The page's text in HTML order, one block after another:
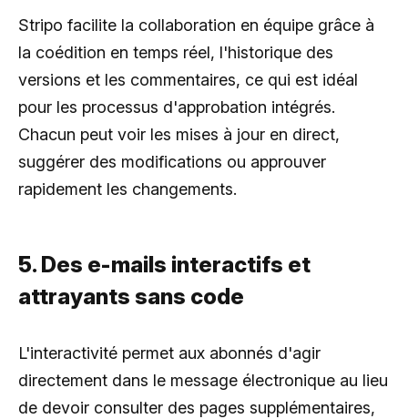
Stripo facilite la collaboration en équipe grâce à
la coédition en temps réel, l'historique des
versions et les commentaires, ce qui est idéal
pour les processus d'approbation intégrés.
Chacun peut voir les mises à jour en direct,
suggérer des modifications ou approuver
rapidement les changements.
5. Des e-mails interactifs et
attrayants sans code
L'interactivité permet aux abonnés d'agir
directement dans le message électronique au lieu
de devoir consulter des pages supplémentaires,